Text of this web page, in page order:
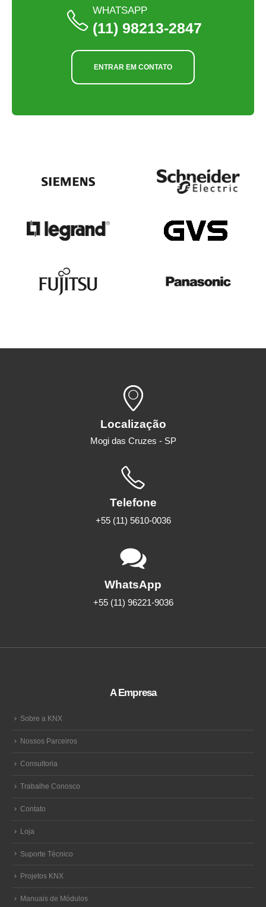
WHATSAPP
(11) 98213-2847
ENTRAR EM CONTATO
Localização
Mogi das Cruzes - SP
Telefone
+55 (11) 5610-0036
WhatsApp
+55 (11) 96221-9036
A Empresa
Sobre a KNX
Nossos Parceiros
Consultoria
Trabalhe Conosco
Contato
Loja
Suporte Técnico
Projetos KNX
Manuais de Módulos